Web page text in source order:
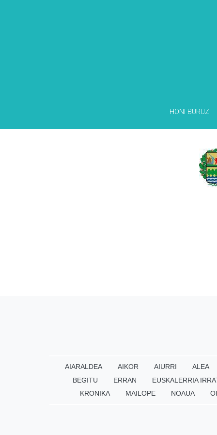
HONI BURUZ
AIARALDEA AIKOR AIURRI
ALEA
BEGITU
ERRAN
EUSKALERRIA
KRONIKA
MAILOPE NOAUA